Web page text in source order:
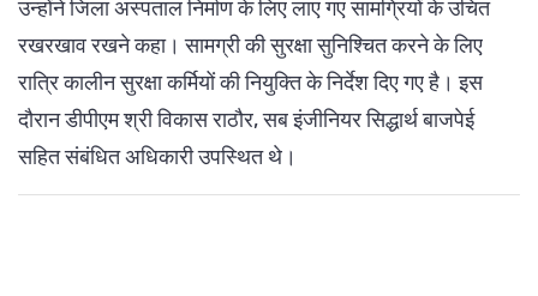
उन्होंने जिला अस्पताल निर्माण के लिए लाए गए सामग्रियों के उचित
रखरखाव रखने कहा। सामग्री की सुरक्षा सुनिश्चित करने के लिए
रात्रि कालीन सुरक्षा कर्मियों की नियुक्ति के निर्देश दिए गए है। इस
दौरान डीपीएम श्री विकास राठौर, सब इंजीनियर सिद्धार्थ बाजपेई
सहित संबंधित अधिकारी उपस्थित थे।